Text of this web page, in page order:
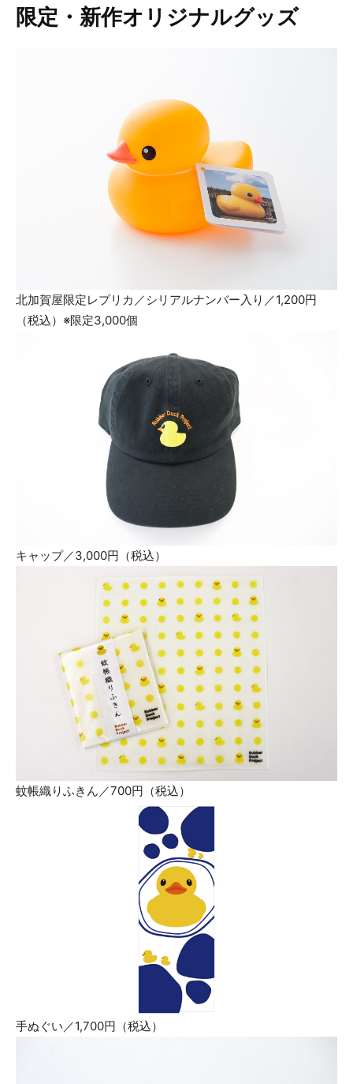
限定・新作オリジナルグッズ
北加賀屋限定レプリカ／シリアルナンバー入り／1,200円
（税込）※限定3,000個
キャップ／3,000円（税込）
蚊帳織りふきん／700円（税込）
手ぬぐい／1,700円（税込）